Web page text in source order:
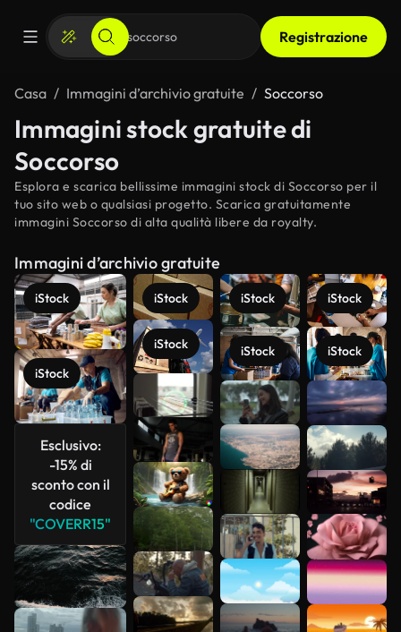
Registrazione
Casa Immagini d’archivio gratuite Soccorso
Immagini stock gratuite di
Soccorso
Esplora e scarica bellissime immagini stock di Soccorso per il
tuo sito web o qualsiasi progetto. Scarica gratuitamente
immagini Soccorso di alta qualità libere da royalty.
Immagini d’archivio gratuite
iStock
iStock
Esclusivo:
-15% di
sconto con il
codice
"COVERR15"
iStock
iStock
iStock
iStock
iStock
iStock
Scopri di
più